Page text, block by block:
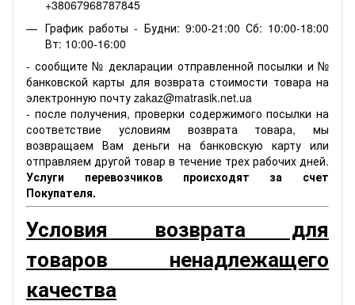
+38067968787845
График работы - Будни: 9:00-21:00 Сб: 10:00-18:00
Вт: 10:00-16:00
- сообщите № декларации отправленной посылки и №
банковской карты для возврата стоимости товара на
электронную почту zakaz@matrasik.net.ua
- после получения, проверки содержимого посылки на
соответствие условиям возврата товара, мы
возвращаем Вам деньги на банковскую карту или
отправляем другой товар в течение трех рабочих дней.
Услуги перевозчиков происходят за счет
Покупателя.
Условия возврата для
товаров ненадлежащего
качества